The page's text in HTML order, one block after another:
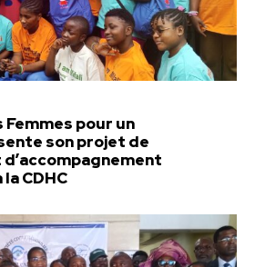
Femmes pour un
son projet de
CDHC